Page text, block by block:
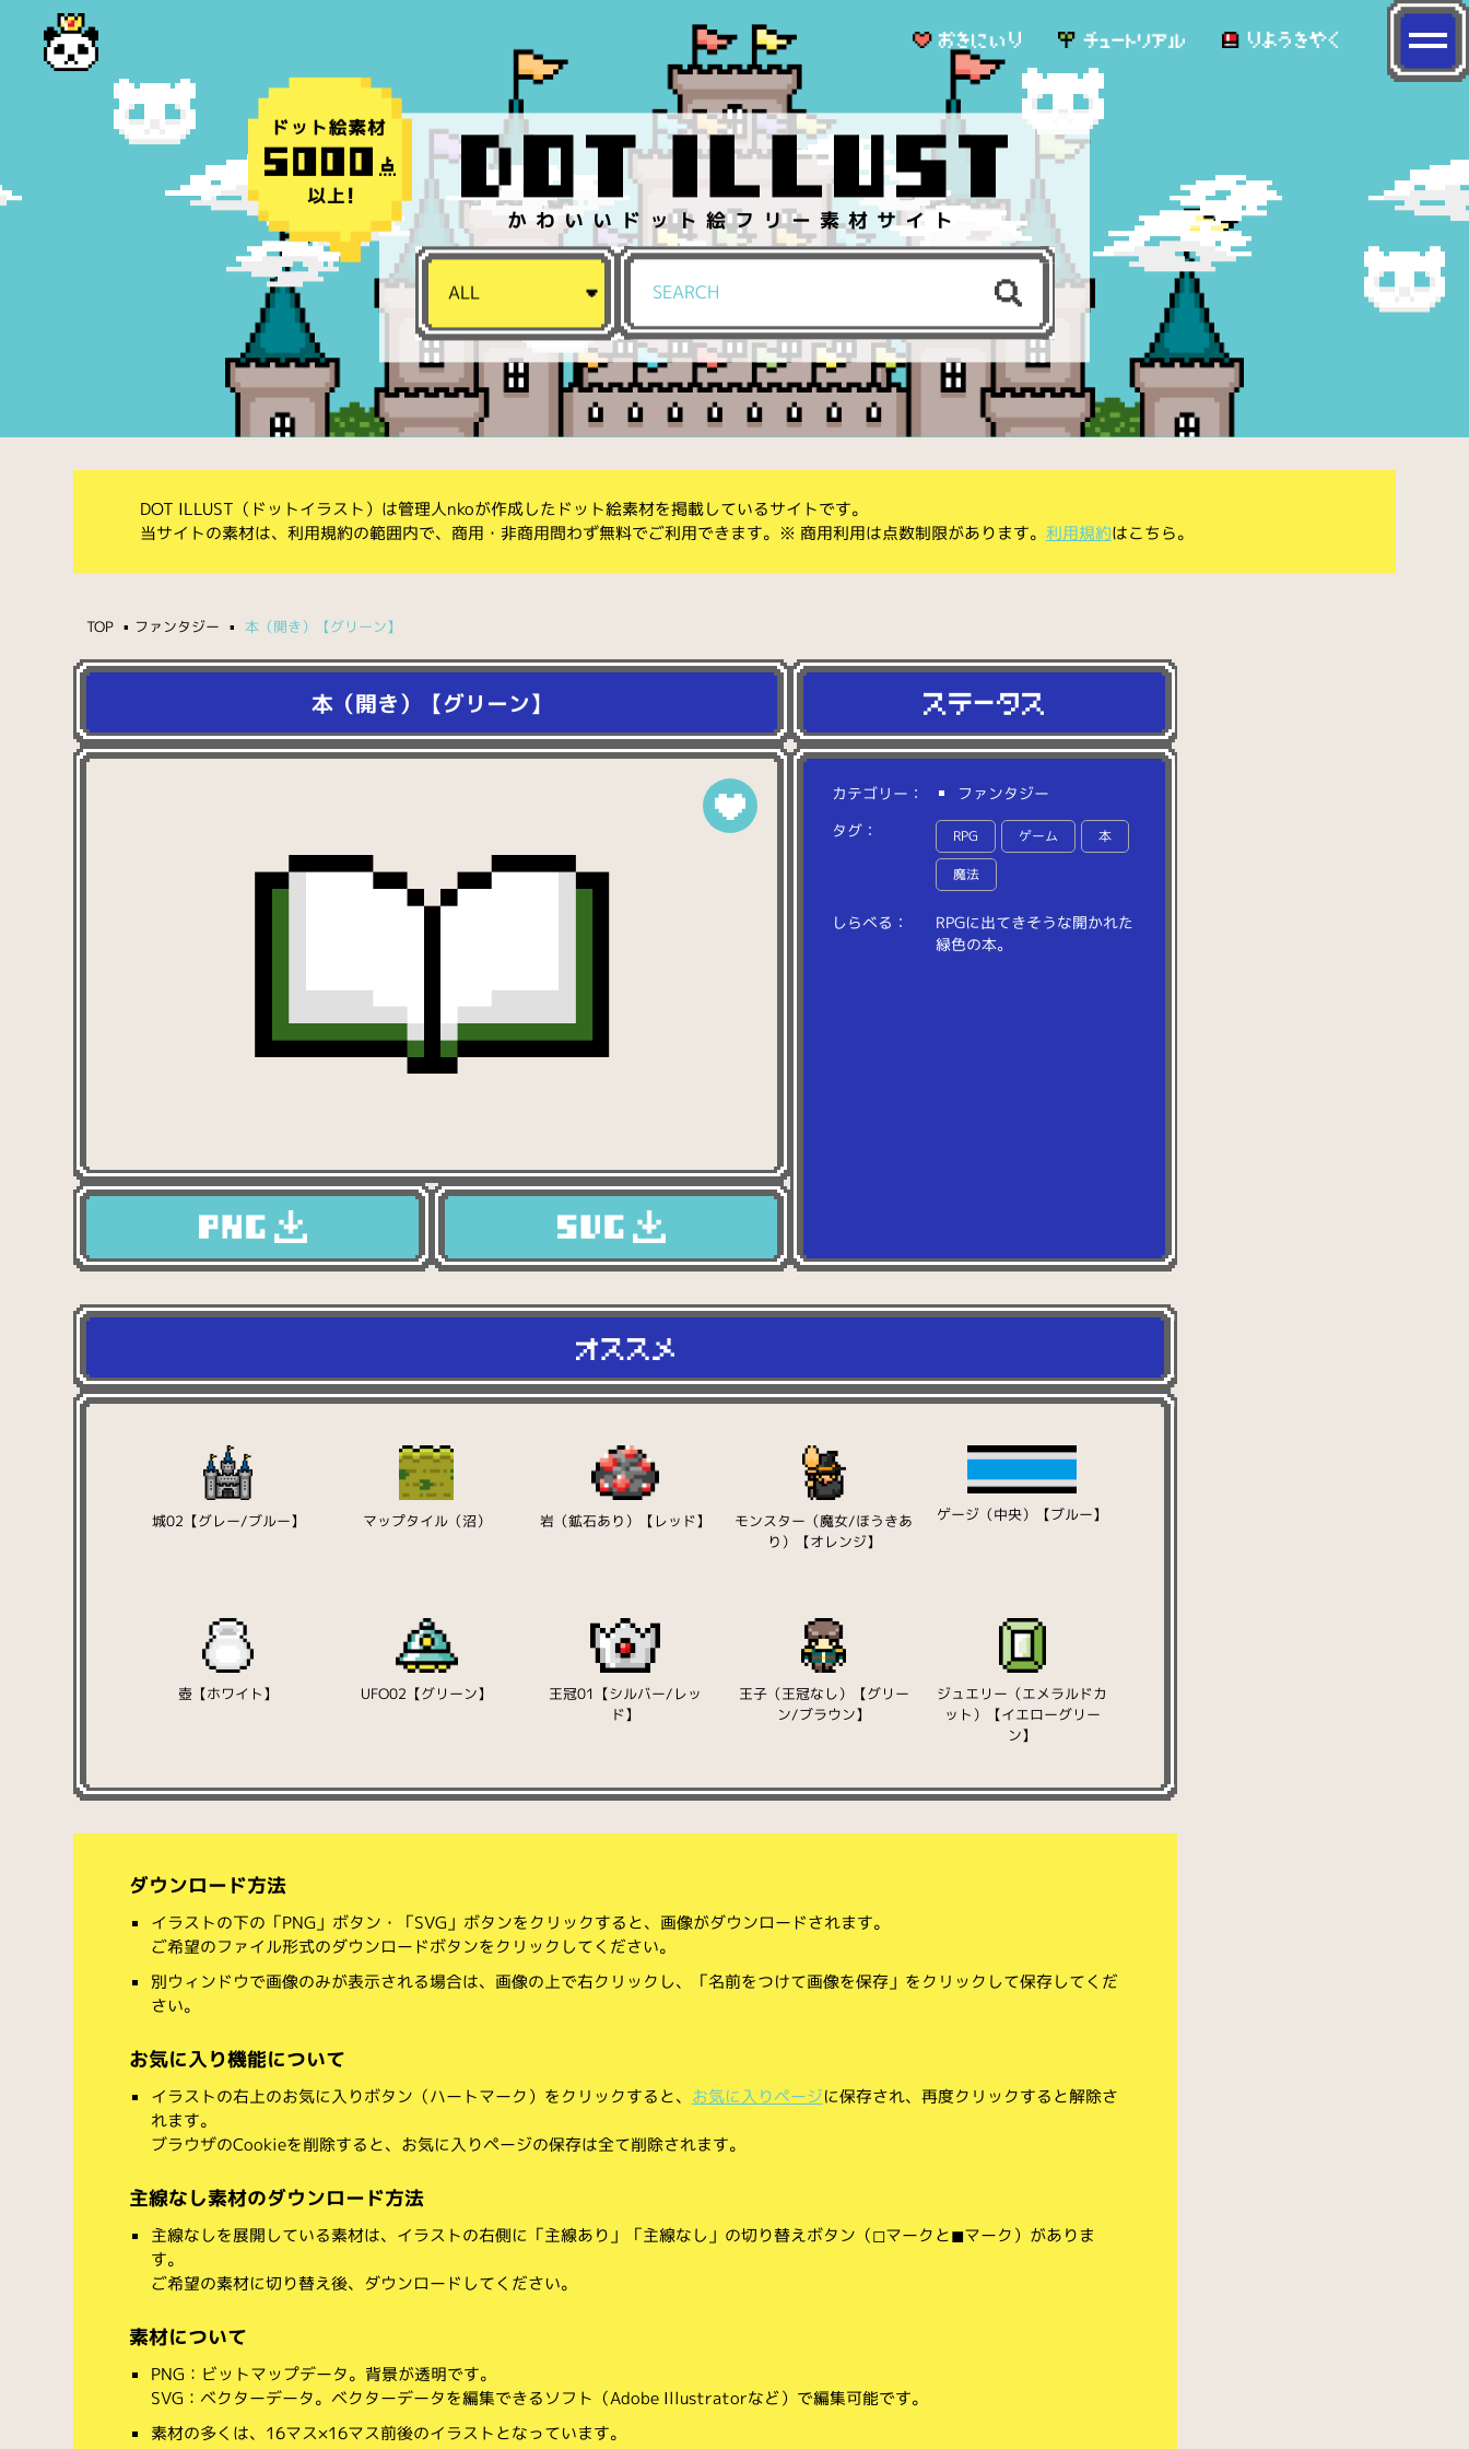
かわいいドット絵フリー素材サイト
DOT ILLUST（ドットイラスト）は管理人nkoが作成したドット絵素材を掲載しているサイトです。
当サイトの素材は、利用規約の範囲内で、商用・非商用問わず無料でご利用できます。※ 商用利用は点数制限があります。 利用規約はこちら。
TOP ファンタジー 本（開き）【グリーン】
本（開き）【グリーン】
カテゴリー：
ファンタジー
タグ：
RPG ゲーム 本
魔法
しらべる： RPGに出てきそうな開かれた
緑色の本。
城02【グレー/ブルー】 マップタイル（沼） 岩（鉱石あり）【レッド】
モンスター（魔女/ほうきあ
り）【オレンジ】
ゲージ（中央）【ブルー】
壺【ホワイト】 UFO02【グリーン】
王冠01【シルバー/レッ
ド】
王子（王冠なし）【グリー
ン/ブラウン】
ジュエリー（エメラルドカ
ット）【イエローグリー
ン】
ダウンロード方法
イラストの下の「PNG」ボタン・「SVG」ボタンをクリックすると、画像がダウンロードされます。
ご希望のファイル形式のダウンロードボタンをクリックしてください。
別ウィンドウで画像のみが表示される場合は、画像の上で右クリックし、「名前をつけて画像を保存」をクリックして保存してくだ
さい。
お気に入り機能について
イラストの右上のお気に入りボタン（ハートマーク）をクリックすると、 お気に入りページに保存され、再度クリックすると解除さ
れます。
ブラウザのCookieを削除すると、お気に入りページの保存は全て削除されます。
主線なし素材のダウンロード方法
主線なしを展開している素材は、イラストの右側に「主線あり」「主線なし」の切り替えボタン（◻︎マークと◼︎マーク）がありま
す。
ご希望の素材に切り替え後、ダウンロードしてください。
素材について
PNG：ビットマップデータ。背景が透明です。
SVG：ベクターデータ。ベクターデータを編集できるソフト（Adobe Illustratorなど）で編集可能です。
素材の多くは、16マス×16マス前後のイラストとなっています。